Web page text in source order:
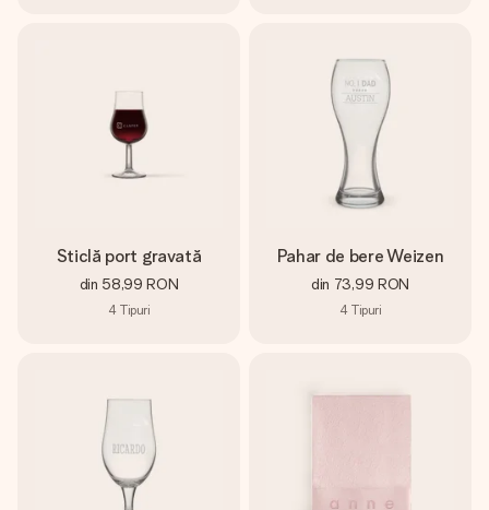
Sticlă port gravată
din 58,99 RON
4 Tipuri
Pahar de bere Weizen
din 73,99 RON
4 Tipuri